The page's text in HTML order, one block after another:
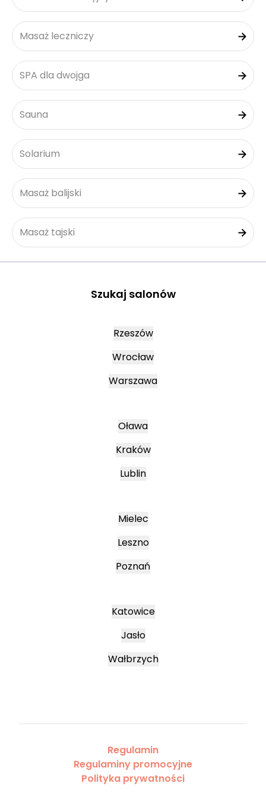
Masaż leczniczy
SPA dla dwojga
Sauna
Solarium
Masaż balijski
Masaż tajski
Szukaj salonów
Rzeszów
Wrocław
Warszawa
Oława
Kraków
Lublin
Mielec
Leszno
Poznań
Katowice
Jasło
Wałbrzych
Regulamin
Regulaminy promocyjne
Polityka prywatności